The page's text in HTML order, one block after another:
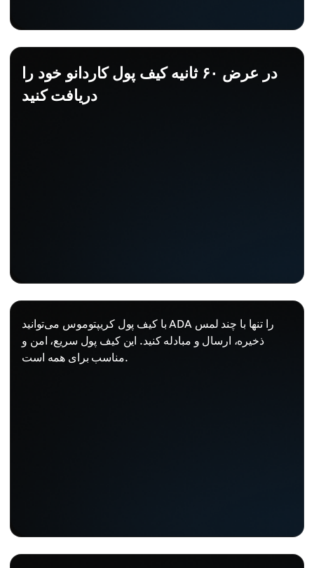
در عرض ۶۰ ثانیه کیف پول کاردانو خود را
دریافت کنید
با کیف پول کریپتوموس می‌توانید ADA را تنها با چند لمس
ذخیره، ارسال و مبادله کنید. این کیف پول سریع، امن و
مناسب برای همه است.